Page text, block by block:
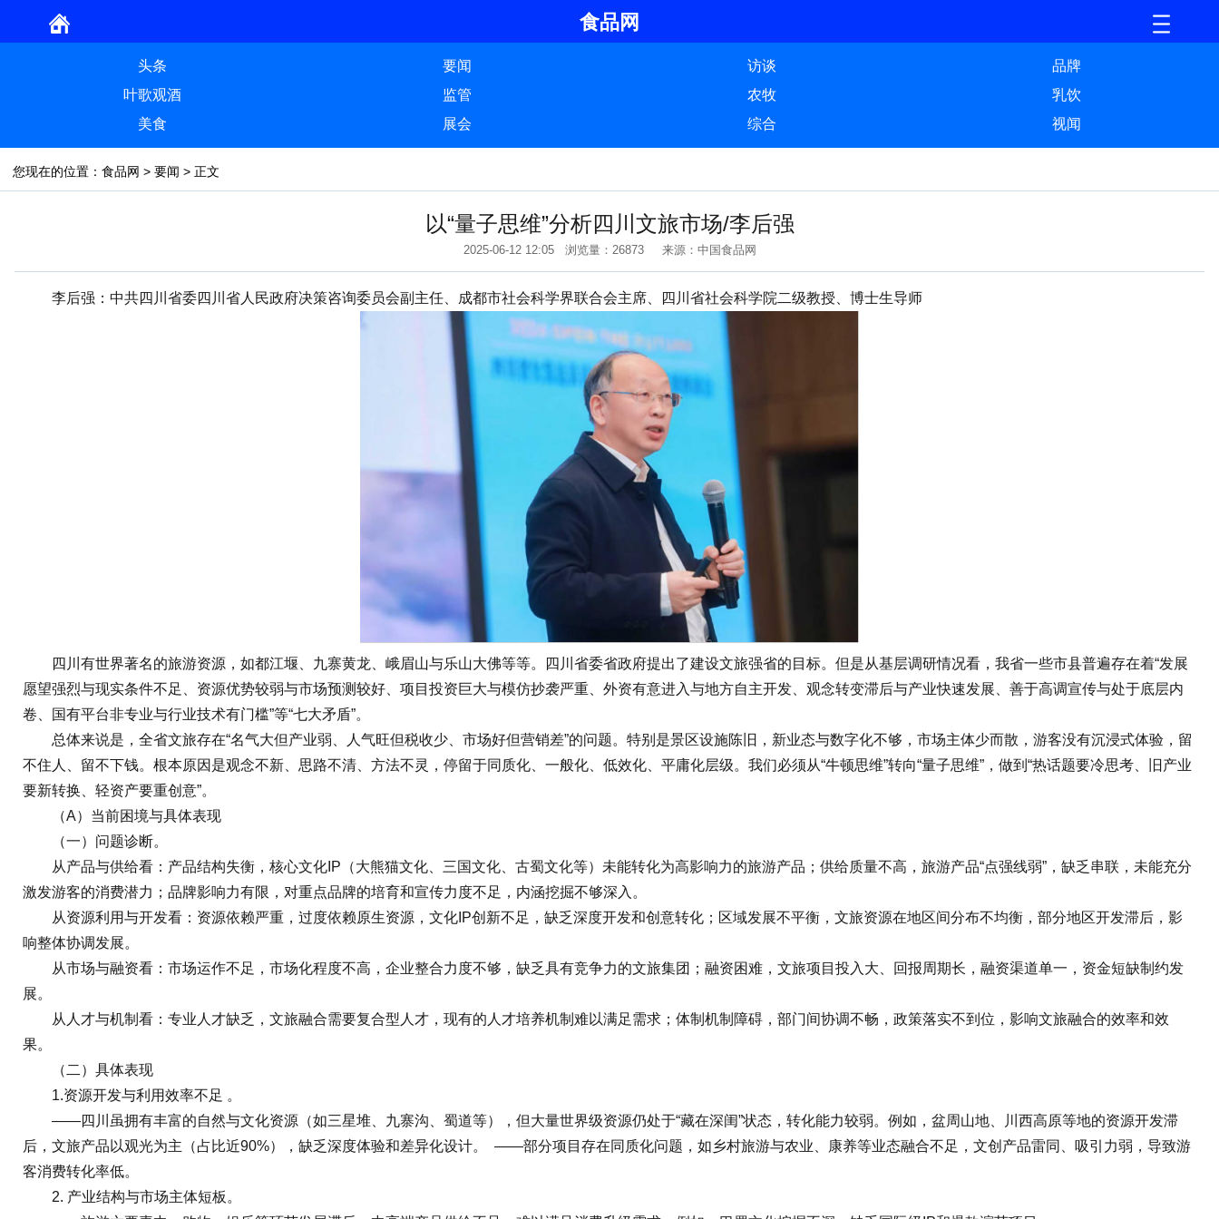
食品网
头条 要闻 访谈
品牌
叶歌观酒
监管 农牧
乳饮
美食
展会 综合 视闻
您现在的位置： 食品网 > 要闻 > 正文
以“量子思维”分析四川文旅市场/李后强
2025-06-12 12:05 浏览量：26873 来源：中国食品网
李后强：中共四川省委四川省人民政府决策咨询委员会副主任、成都市社会科学界联合会主席、四川省社会科学院二级教授、博士生导师
四川有世界著名的旅游资源，如都江堰、九寨黄龙、峨眉山与乐山大佛等等。四川省委省政府提出了建设文旅强省的目标。但是从基层调研情况看，我省一些市县普遍存在着“发展
愿望强烈与现实条件不足、资源优势较弱与市场预测较好、项目投资巨大与模仿抄袭严重、外资有意进入与地方自主开发、观念转变滞后与产业快速发展、善于高调宣传与处于底层内
卷、国有平台非专业与行业技术有门槛”等“七大矛盾”。
总体来说是，全省文旅存在“名气大但产业弱、人气旺但税收少、市场好但营销差”的问题。特别是景区设施陈旧，新业态与数字化不够，市场主体少而散，游客没有沉浸式体验，留
不住人、留不下钱。根本原因是观念不新、思路不清、方法不灵，停留于同质化、一般化、低效化、平庸化层级。我们必须从“牛顿思维”转向“量子思维”，做到“热话题要冷思考、旧产业
要新转换、轻资产要重创意”。
（A）当前困境与具体表现
（一）问题诊断。
从产品与供给看：产品结构失衡，核心文化IP（大熊猫文化、三国文化、古蜀文化等）未能转化为高影响力的旅游产品；供给质量不高，旅游产品“点强线弱”，缺乏串联，未能充分
激发游客的消费潜力；品牌影响力有限，对重点品牌的培育和宣传力度不足，内涵挖掘不够深入。
从资源利用与开发看：资源依赖严重，过度依赖原生资源，文化IP创新不足，缺乏深度开发和创意转化；区域发展不平衡，文旅资源在地区间分布不均衡，部分地区开发滞后，影
响整体协调发展。
从市场与融资看：市场运作不足，市场化程度不高，企业整合力度不够，缺乏具有竞争力的文旅集团；融资困难，文旅项目投入大、回报周期长，融资渠道单一，资金短缺制约发
展。
从人才与机制看：专业人才缺乏，文旅融合需要复合型人才，现有的人才培养机制难以满足需求；体制机制障碍，部门间协调不畅，政策落实不到位，影响文旅融合的效率和效
果。
（二）具体表现
1.资源开发与利用效率不足 。
——四川虽拥有丰富的自然与文化资源（如三星堆、九寨沟、蜀道等），但大量世界级资源仍处于“藏在深闺”状态，转化能力较弱。例如，盆周山地、川西高原等地的资源开发滞
后，文旅产品以观光为主（占比近90%），缺乏深度体验和差异化设计。 ——部分项目存在同质化问题，如乡村旅游与农业、康养等业态融合不足，文创产品雷同、吸引力弱，导致游
客消费转化率低。
2. 产业结构与市场主体短板。